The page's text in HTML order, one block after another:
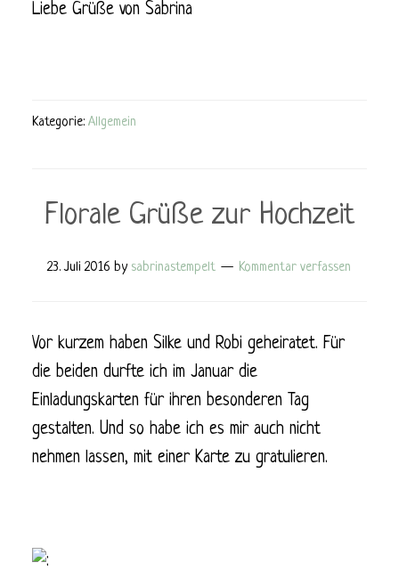
Liebe Grüße von Sabrina
Kategorie: Allgemein
Florale Grüße zur Hochzeit
23. Juli 2016 by sabrinastempelt Kommentar verfassen
Vor kurzem haben Silke und Robi geheiratet. Für
die beiden durfte ich im Januar die
Einladungskarten für ihren besonderen Tag
gestalten. Und so habe ich es mir auch nicht
nehmen lassen, mit einer Karte zu gratulieren.